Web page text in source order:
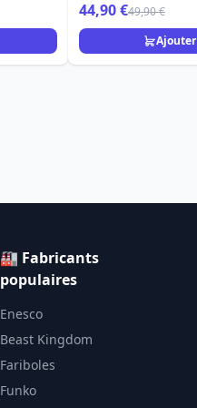
44,90 €49,90 €
Ajouter
🏭 Fabricants
populaires
Enesco
Beast Kingdom
Fariboles
Funko